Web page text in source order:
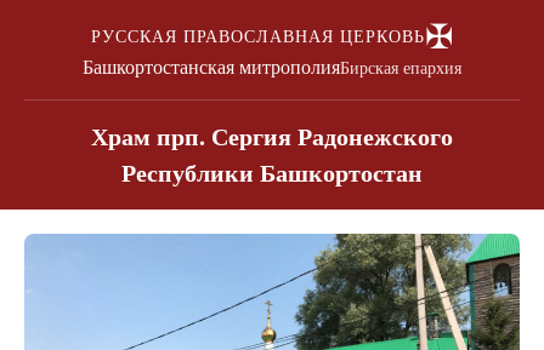
РУССКАЯ ПРАВОСЛАВНАЯ ЦЕРКОВЬ✠
Башкортостанская митрополияБирская епархия
Храм прп. Сергия Радонежского
Республики Башкортостан